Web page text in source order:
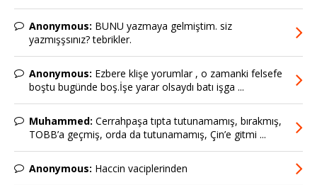
Anonymous: BUNU yazmaya gelmiştim. siz
yazmışşsınız? tebrikler.
Anonymous: Ezbere klişe yorumlar , o zamanki felsefe
boştu bugünde boş.İşe yarar olsaydı batı işga ...
Muhammed: Cerrahpaşa tıpta tutunamamış, bırakmış,
TOBB’a geçmiş, orda da tutunamamış, Çin’e gitmi ...
Anonymous: Haccin vaciplerinden